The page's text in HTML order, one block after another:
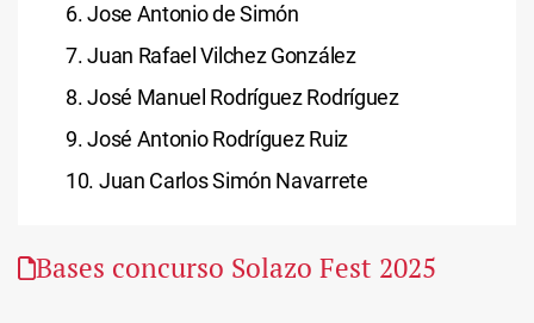
​6. Jose Antonio de Simón
​7. Juan Rafael Vilchez González
​8. José Manuel Rodríguez Rodríguez
​9. José Antonio Rodríguez Ruiz
​10. Juan Carlos Simón Navarrete
Bases concurso Solazo Fest 2025